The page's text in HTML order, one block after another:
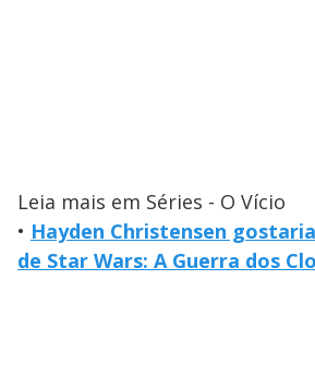
Leia mais em Séries - O Vício
• Hayden Christensen
de Star Wars: A Guerra dos